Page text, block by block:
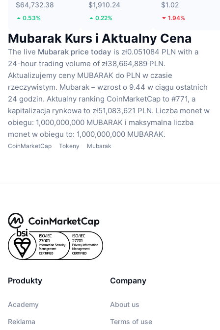
$64,732.38
0.53%
$1,910.24
0.22%
$1.02
1.94%
Mubarak Kurs i Aktualny Cena
The live Mubarak price today is zł0.051084 PLN with a
24-hour trading volume of zł38,664,889 PLN.
Aktualizujemy ceny MUBARAK do PLN w czasie
rzeczywistym. Mubarak – wzrost o 9.44 w ciągu ostatnich
24 godzin. Aktualny ranking CoinMarketCap to #771, a
kapitalizacja rynkowa to zł51,083,621 PLN. Liczba monet w
obiegu: 1,000,000,000 MUBARAK i maksymalna liczba
monet w obiegu to: 1,000,000,000 MUBARAK.
CoinMarketCap Tokeny Mubarak
Produkty
Academy
Reklama
Company
About us
Terms of use